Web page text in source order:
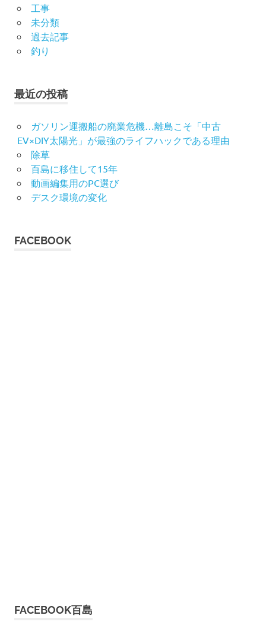
工事
未分類
過去記事
釣り
最近の投稿
ガソリン運搬船の廃業危機…離島こそ「中古
EV×DIY太陽光」が最強のライフハックである理由
除草
百島に移住して15年
動画編集用のPC選び
デスク環境の変化
FACEBOOK
FACEBOOK百島